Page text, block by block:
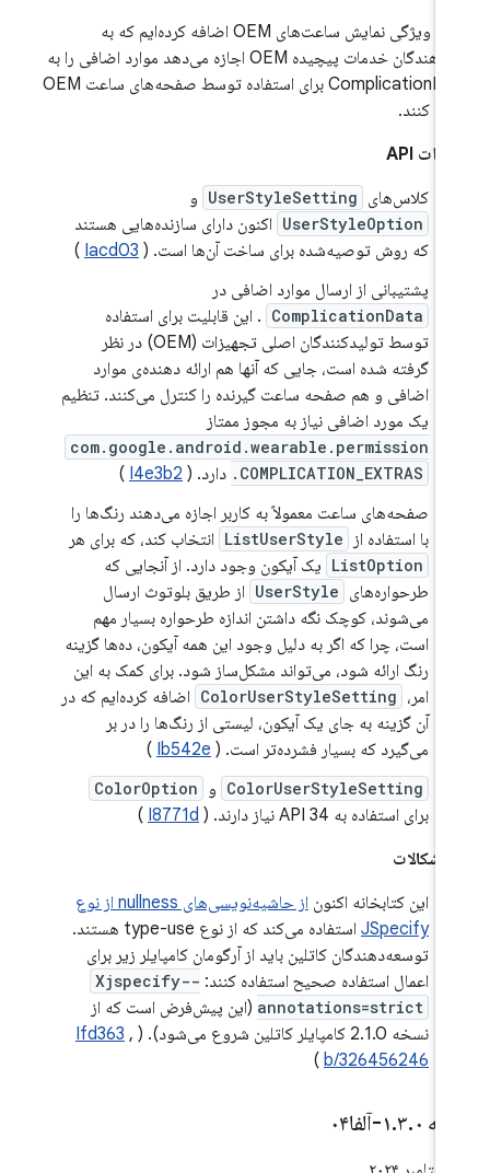
ما یک ویژگی نمایش ساعت‌های OEM اضافه کرده‌ایم که به
ارائه‌دهندگان خدمات پیچیده OEM اجازه می‌دهد موارد اضافی را به
ComplicationData برای استفاده توسط صفحه‌های ساعت OEM
کلاس‌های UserStyleSetting و
UserStyleOption اکنون دارای سازنده‌هایی هستند
که روش توصیه‌شده برای ساخت آن‌ها است. (Iacd03
)
پشتیبانی از ارسال موارد اضافی در
ComplicationData . این قابلیت برای استفاده
توسط تولیدکنندگان اصلی تجهیزات (OEM) در نظر
گرفته شده است، جایی که آنها هم ارائه دهنده‌ی موارد
اضافی و هم صفحه ساعت گیرنده را کنترل می‌کنند. تنظیم
یک مورد اضافی نیاز به مجوز ممتاز
com.google.android.wearable.permission
.COMPLICATION_EXTRASدارد. (I4e3b2
)
صفحه‌های ساعت معمولاً به کاربر اجازه می‌دهند رنگ‌ها را
با استفاده از ListUserStyle انتخاب کند، که برای هر
ListOption یک آیکون وجود دارد. از آنجایی که
طرحواره‌های UserStyle از طریق بلوتوث ارسال
می‌شوند، کوچک نگه داشتن اندازه طرحواره بسیار مهم
است، چرا که اگر به دلیل وجود این همه آیکون، ده‌ها گزینه
رنگ ارائه شود، می‌تواند مشکل‌ساز شود. برای کمک به این
ColorUserStyleSetting اضافه کرده‌ایم که در
آن گزینه به جای یک آیکون، لیستی از رنگ‌ها را در بر
می‌گیرد که بسیار فشرده‌تر است. (Ib542e
)
ColorUserStyleSetting و ColorOption
برای استفاده به API 34 نیاز دارند. ( I8771d
)
اشکالات
این کتابخانه اکنون
از حاشیه‌نویسی‌های nullness از نوع
JSpecify
استفاده می‌کند که از نوع type-use هستند.
توسعه‌دهندگان کاتلین باید از آرگومان کامپایلر زیر برای
اعمال استفاده صحیح استفاده کنند: -Xjspecify-
annotations=strict(این پیش‌فرض است که از
نسخه 2.1.0 کامپایلر کاتلین شروع می‌شود). (
Ifd363,
b/326456246
)
.۳